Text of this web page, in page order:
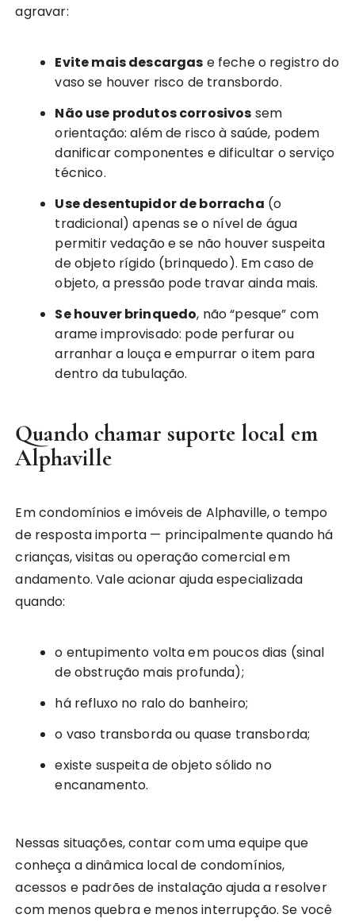
agravar:
Evite mais descargas e feche o registro do
vaso se houver risco de transbordo.
Não use produtos corrosivos sem
orientação: além de risco à saúde, podem
danificar componentes e dificultar o serviço
técnico.
Use desentupidor de borracha (o
tradicional) apenas se o nível de água
permitir vedação e se não houver suspeita
de objeto rígido (brinquedo). Em caso de
objeto, a pressão pode travar ainda mais.
Se houver brinquedo, não “pesque” com
arame improvisado: pode perfurar ou
arranhar a louça e empurrar o item para
dentro da tubulação.
Quando chamar suporte local em
Alphaville
Em condomínios e imóveis de Alphaville, o tempo
de resposta importa — principalmente quando há
crianças, visitas ou operação comercial em
andamento. Vale acionar ajuda especializada
quando:
o entupimento volta em poucos dias (sinal
de obstrução mais profunda);
há refluxo no ralo do banheiro;
o vaso transborda ou quase transborda;
existe suspeita de objeto sólido no
encanamento.
Nessas situações, contar com uma equipe que
conheça a dinâmica local de condomínios,
acessos e padrões de instalação ajuda a resolver
com menos quebra e menos interrupção. Se você